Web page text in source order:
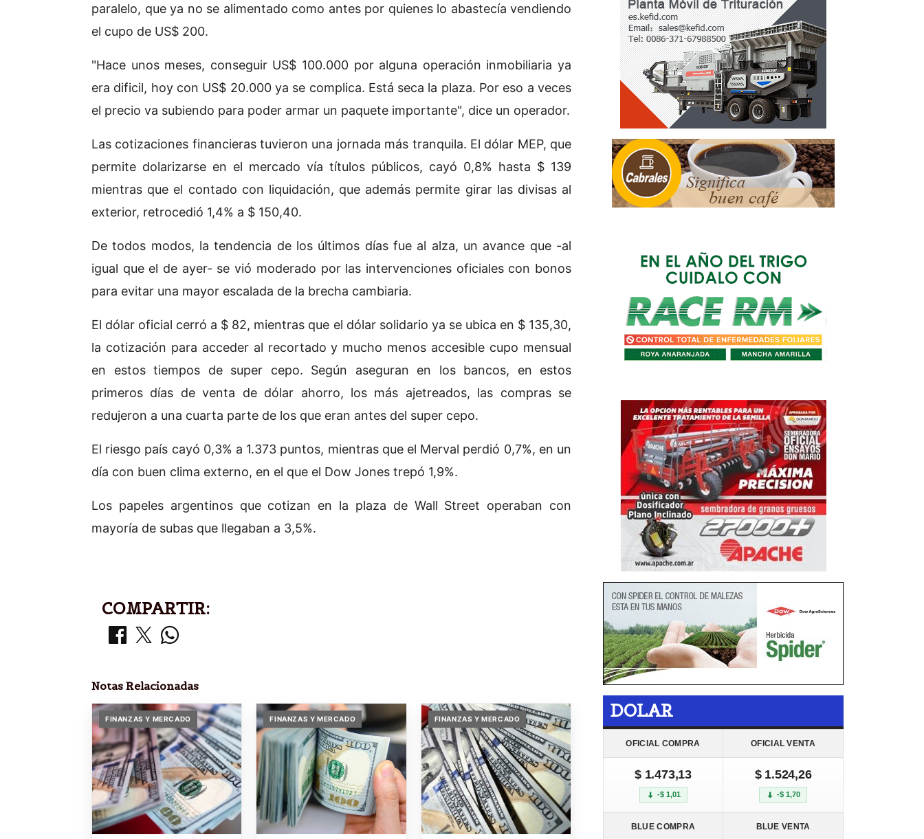
paralelo, que ya no se alimentado como antes por quienes lo abastecía vendiendo
el cupo de US$ 200.
"Hace unos meses, conseguir US$ 100.000 por alguna operación inmobiliaria ya
era dificil, hoy con US$ 20.000 ya se complica. Está seca la plaza. Por eso a veces
el precio va subiendo para poder armar un paquete importante", dice un operador.
Las cotizaciones financieras tuvieron una jornada más tranquila. El dólar MEP, que
permite dolarizarse en el mercado vía títulos públicos, cayó 0,8% hasta $ 139
mientras que el contado con liquidación, que además permite girar las divisas al
exterior, retrocedió 1,4% a $ 150,40.
De todos modos, la tendencia de los últimos días fue al alza, un avance que -al
igual que el de ayer- se vió moderado por las intervenciones oficiales con bonos
para evitar una mayor escalada de la brecha cambiaria.
El dólar oficial cerró a $ 82, mientras que el dólar solidario ya se ubica en $ 135,30,
la cotización para acceder al recortado y mucho menos accesible cupo mensual
en estos tiempos de super cepo. Según aseguran en los bancos, en estos
primeros días de venta de dólar ahorro, los más ajetreados, las compras se
redujeron a una cuarta parte de los que eran antes del super cepo.
El riesgo país cayó 0,3% a 1.373 puntos, mientras que el Merval perdió 0,7%, en un
día con buen clima externo, en el que el Dow Jones trepó 1,9%.
Los papeles argentinos que cotizan en la plaza de Wall Street operaban con
mayoría de subas que llegaban a 3,5%.
COMPARTIR:
Notas Relacionadas
FINANZAS Y MERCADO FINANZAS Y MERCADO FINANZAS Y MERCADO DOLAR
OFICIAL COMPRA OFICIAL VENTA
$ 1.473,13
-$ 1,01
$ 1.524,26
-$ 1,70
BLUE COMPRA BLUE VENTA